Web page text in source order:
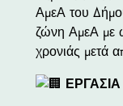
ΑμεΑ του
ζώνη ΑμεΑ με
χρονιάς μετά
ΕΡΓΑΣΙΑ